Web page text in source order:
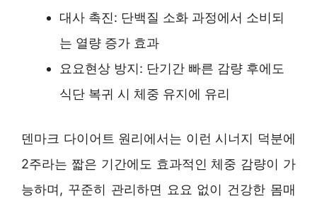
대사 촉진: 단백질 소화 과정에서 소비되
는 열량 증가 효과
요요현상 방지: 단기간 빠른 감량 후에도
식단 복귀 시 체중 유지에 유리
덴마크 다이어트 원리에서는 이런 시너지 덕분에
2주라는 짧은 기간에도 효과적인 체중 감량이 가
능하며, 꾸준히 관리하면 요요 없이 건강한 몸매